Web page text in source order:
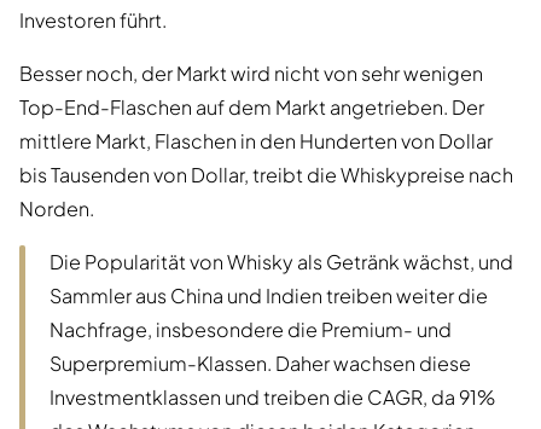
Investoren führt.
Besser noch, der Markt wird nicht von sehr wenigen
Top-End-Flaschen auf dem Markt angetrieben. Der
mittlere Markt, Flaschen in den Hunderten von Dollar
bis Tausenden von Dollar, treibt die Whiskypreise nach
Norden.
Die Popularität von Whisky als Getränk wächst, und
Sammler aus China und Indien treiben weiter die
Nachfrage, insbesondere die Premium- und
Superpremium-Klassen. Daher wachsen diese
Investmentklassen und treiben die CAGR, da 91%